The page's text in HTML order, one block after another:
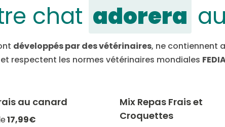
chat adorera
développés par des vétérinaires, ne contiennent
respectent les normes vétérinaires mondiales
-20% avec CATCHEF20
au canard
17,99€
-20% avec
Mix Repas Frais et
Croquettes